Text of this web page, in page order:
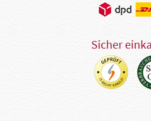
Sicher